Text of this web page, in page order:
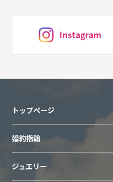
Instagram
トップページ
婚約指輪
ジュエリー